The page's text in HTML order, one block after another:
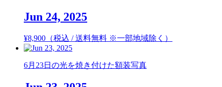
Jun 24, 2025
¥8,900 （税込 / 送料無料 ※一部地域除く）
6月23日の光を焼き付けた額装写真